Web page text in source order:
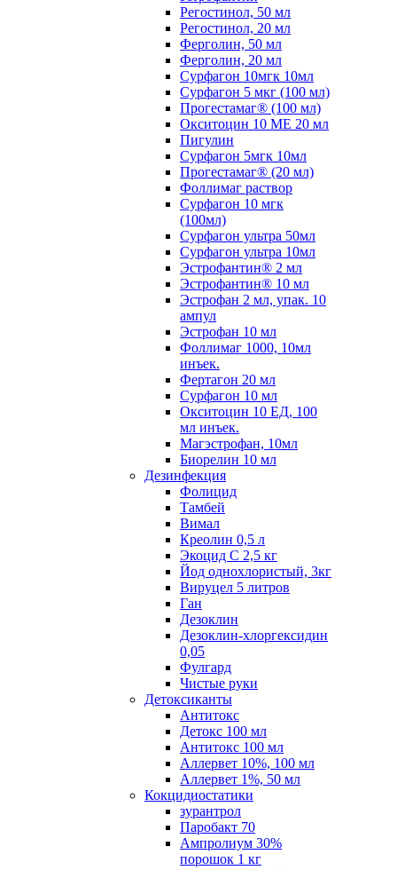
Регостинол, 50 мл
Регостинол, 20 мл
Ферголин, 50 мл
Ферголин, 20 мл
Сурфагон 10мгк 10мл
Сурфагон 5 мкг (100 мл)
Прогестамаг® (100 мл)
Окситоцин 10 МЕ 20 мл
Пигулин
Сурфагон 5мгк 10мл
Прогестамаг® (20 мл)
Фоллимаг раствор
Сурфагон 10 мгк
(100мл)
Сурфагон ультра 50мл
Сурфагон ультра 10мл
Эстрофантин® 2 мл
Эстрофантин® 10 мл
Эстрофан 2 мл, упак. 10
ампул
Эстрофан 10 мл
Фоллимаг 1000, 10мл
инъек.
Фертагон 20 мл
Сурфагон 10 мл
Окситоцин 10 ЕД, 100
мл инъек.
Магэстрофан, 10мл
Биорелин 10 мл
Дезинфекция
Фолицид
Тамбей
Вимал
Креолин 0,5 л
Экоцид С 2,5 кг
Йод однохлористый, 3кг
Вируцел 5 литров
Ган
Дезоклин
Дезоклин-хлоргексидин
0,05
Фулгард
Чистые руки
Детоксиканты
Антитокс
Детокс 100 мл
Антитокс 100 мл
Аллервет 10%, 100 мл
Аллервет 1%, 50 мл
Кокцидиостатики
зурантрол
Паробакт 70
Ампролиум 30%
порошок 1 кг